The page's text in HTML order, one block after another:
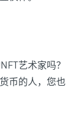
艺术家吗？
币的人，您也